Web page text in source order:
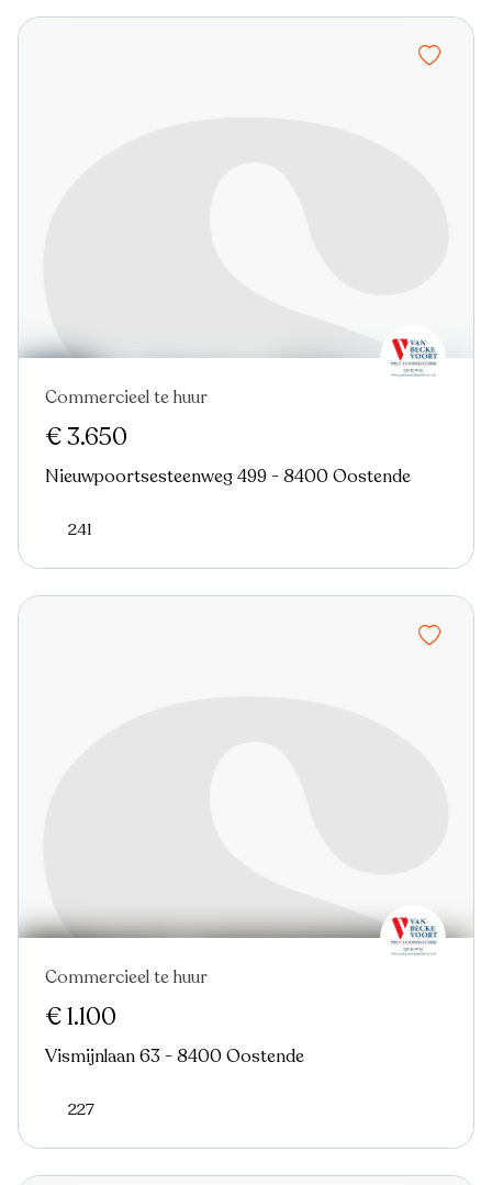
Nieuw
Commercieel te huur
€ 3.650
Nieuwpoortsesteenweg 499 - 8400 Oostende
241
Nieuw
Commercieel te huur
€ 1.100
Vismijnlaan 63 - 8400 Oostende
227